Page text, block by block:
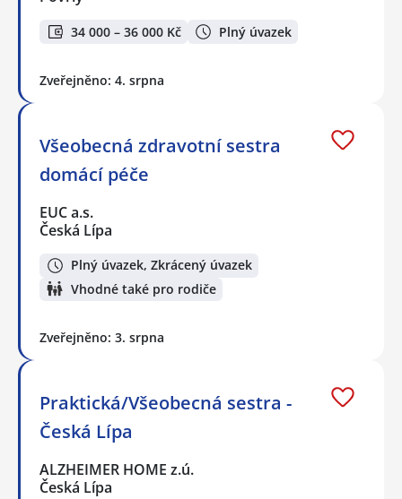
34 000 – 36 000 Kč Plný úvazek
Zveřejněno: 4. srpna
Všeobecná zdravotní sestra
domácí péče
EUC a.s.
Česká Lípa
Plný úvazek, Zkrácený úvazek
Vhodné také pro rodiče
Zveřejněno: 3. srpna
Praktická/Všeobecná sestra -
Česká Lípa
ALZHEIMER HOME z.ú.
Česká Lípa